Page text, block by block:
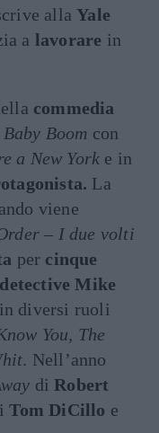
allaYale
a lavorare in
commedia
Baby Boom con
a New York e in
La
viene
– I due volti
per cinque
detective Mike
in diversi ruoli
You, The
. Nell’anno
diRobert
Tom DiCillo e